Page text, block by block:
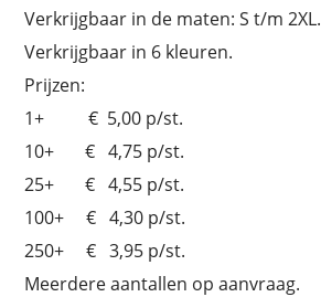
Verkrijgbaar in de maten: S t/m 2XL.
Verkrijgbaar in 6 kleuren.
Prijzen:
1+ € 5,00 p/st.
10+ € 4,75 p/st.
25+ € 4,55 p/st.
100+ € 4,30 p/st.
250+ € 3,95 p/st.
Meerdere aantallen op aanvraag.